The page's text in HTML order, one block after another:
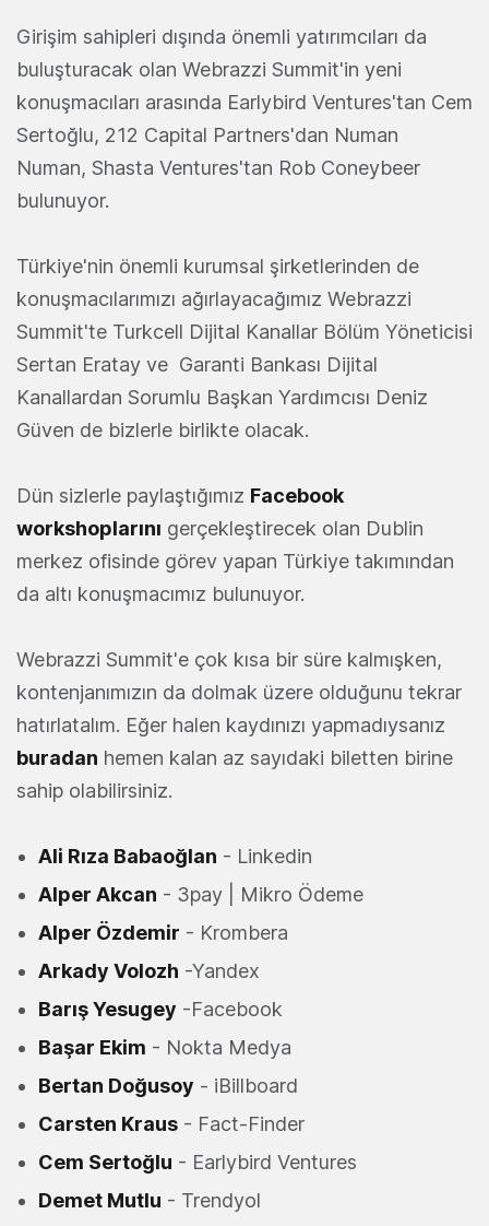
Girişim sahipleri dışında önemli yatırımcıları da
buluşturacak olan Webrazzi Summit'in yeni
konuşmacıları arasında Earlybird Ventures'tan Cem
Sertoğlu, 212 Capital Partners'dan Numan
Numan, Shasta Ventures'tan Rob Coneybeer
bulunuyor.
Türkiye'nin önemli kurumsal şirketlerinden de
konuşmacılarımızı ağırlayacağımız Webrazzi
Summit'te Turkcell Dijital Kanallar Bölüm Yöneticisi
Sertan Eratay ve Garanti Bankası Dijital
Kanallardan Sorumlu Başkan Yardımcısı Deniz
Güven de bizlerle birlikte olacak.
Dün sizlerle paylaştığımız Facebook
workshoplarını gerçekleştirecek olan Dublin
merkez ofisinde görev yapan Türkiye takımından
da altı konuşmacımız bulunuyor.
Webrazzi Summit'e çok kısa bir süre kalmışken,
kontenjanımızın da dolmak üzere olduğunu tekrar
hatırlatalım. Eğer halen kaydınızı yapmadıysanız
buradan hemen kalan az sayıdaki biletten birine
sahip olabilirsiniz.
Ali Rıza Babaoğlan - Linkedin
Alper Akcan - 3pay | Mikro Ödeme
Alper Özdemir - Krombera
Arkady Volozh -Yandex
Barış Yesugey -Facebook
Başar Ekim - Nokta Medya
Bertan Doğusoy - iBillboard
Carsten Kraus - Fact-Finder
Cem Sertoğlu - Earlybird Ventures
Demet Mutlu - Trendyol